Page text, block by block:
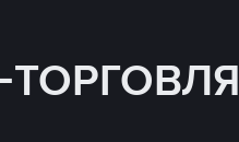
ТОРГОВЛЯ